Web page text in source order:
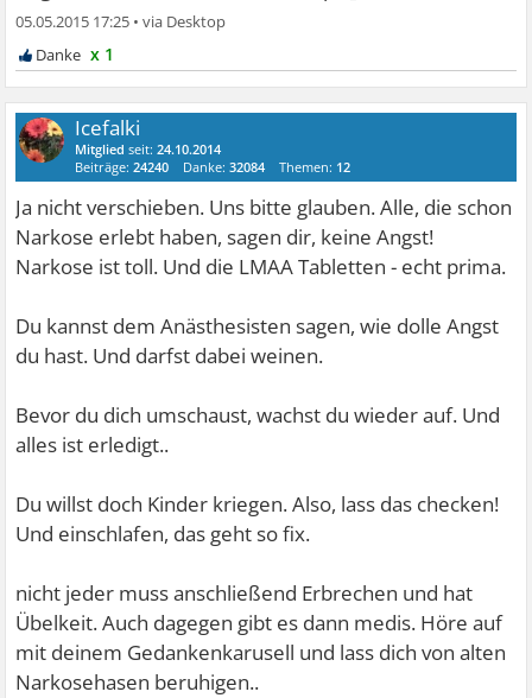
05.05.2015 17:25 •
x 1
Icefalki
Mitglied seit:24.10.2014
Beiträge:24240 Danke:32084 Themen: 12
Ja nicht verschieben. Uns bitte glauben. Alle, die schon
Narkose erlebt haben, sagen dir, keine Angst!
Narkose ist toll. Und die LMAA Tabletten - echt prima.
Du kannst dem Anästhesisten sagen, wie dolle Angst
du hast. Und darfst dabei weinen.
Bevor du dich umschaust, wachst du wieder auf. Und
alles ist erledigt..
Du willst doch Kinder kriegen. Also, lass das checken!
Und einschlafen, das geht so fix.
nicht jeder muss anschließend Erbrechen und hat
Übelkeit. Auch dagegen gibt es dann medis. Höre auf
mit deinem Gedankenkarusell und lass dich von alten
Narkosehasen beruhigen..